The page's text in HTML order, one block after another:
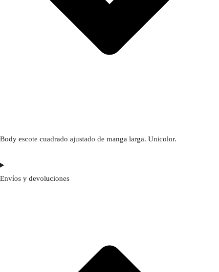
Body escote cuadrado ajustado de manga larga. Unicolor.
Envíos y devoluciones